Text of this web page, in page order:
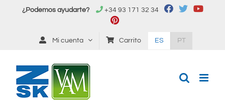
¿Podemos ayudarte? +34 93 171 32 34
Mi cuenta Carrito ES PT